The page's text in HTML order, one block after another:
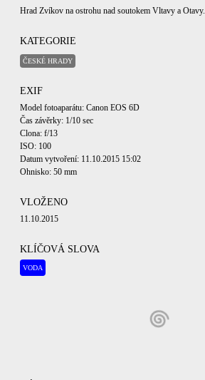
Hrad Zvíkov na ostrohu nad soutokem Vltavy a Otavy.
KATEGORIE
ČESKÉ HRADY
EXIF
Model fotoaparátu: Canon EOS 6D
Čas závěrky: 1/10 sec
Clona: f/13
ISO: 100
Datum vytvoření: 11.10.2015 15:02
Ohnisko: 50 mm
VLOŽENO
11.10.2015
KLÍČOVÁ SLOVA
VODA